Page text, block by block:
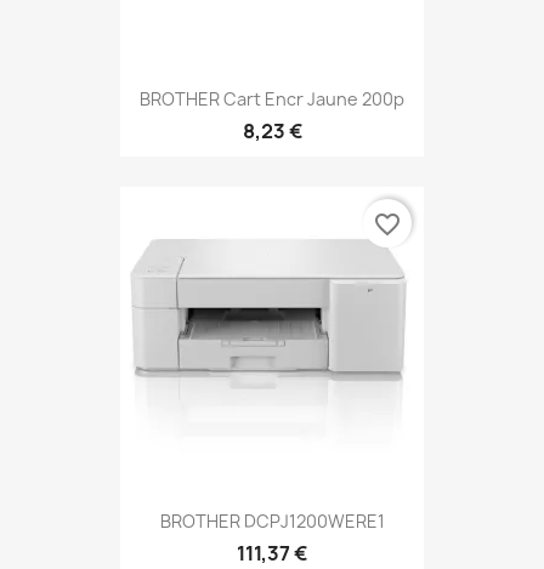
BROTHER Cart Encr Jaune 200p
8,23 €
BROTHER DCPJ1200WERE1
111,37 €
favorite_border